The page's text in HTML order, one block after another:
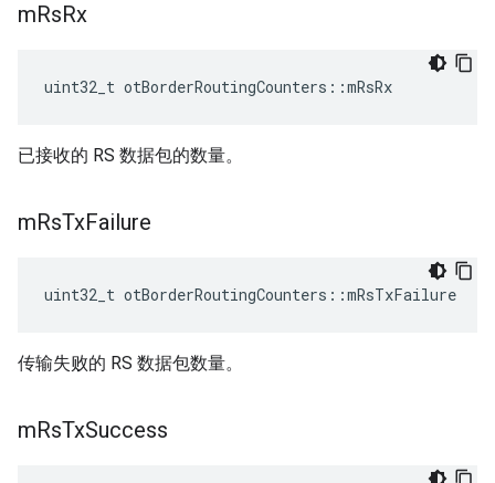
mRsRx
uint32_t otBorderRoutingCounters ::mRsRx
已接收的 RS 数据包的数量。
mRsTxFailure
uint32_t otBorderRoutingCounters ::mRsTxFailure
传输失败的 RS 数据包数量。
mRsTxSuccess